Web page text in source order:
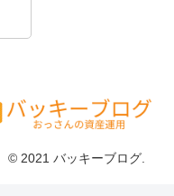
© 2021 バッキーブログ.